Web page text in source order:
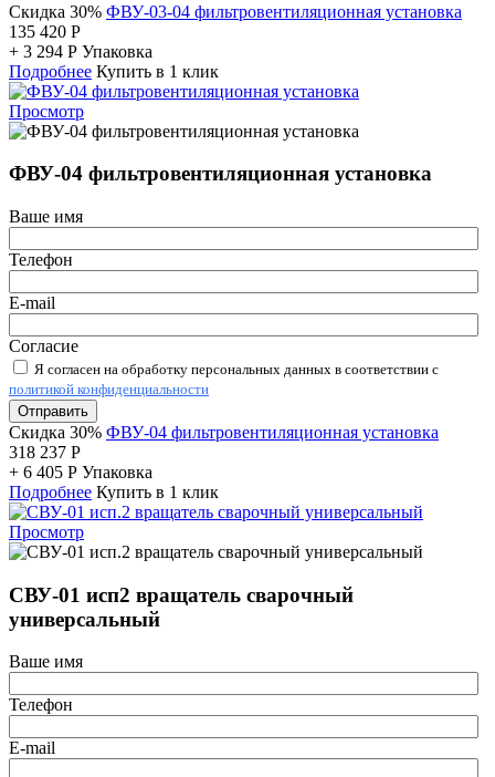
Скидка 30% ФВУ-03-04 фильтровентиляционная установка
135 420 Р
+ 3 294 Р Упаковка
Подробнее Купить в 1 клик
Просмотр
ФВУ-04 фильтровентиляционная установка
Ваше имя
Телефон
E-mail
Согласие
Я согласен на обработку персональных данных в соответствии с
политикой конфиденциальности
Отправить
Скидка 30% ФВУ-04 фильтровентиляционная установка
318 237 Р
+ 6 405 Р Упаковка
Подробнее Купить в 1 клик
Просмотр
СВУ-01 исп2 вращатель сварочный
универсальный
Ваше имя
Телефон
E-mail